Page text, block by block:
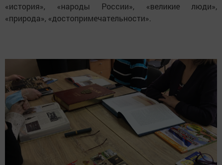
«история», «народы России», «великие люди»,
«природа», «достопримечательности».